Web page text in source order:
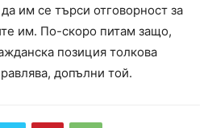
им се търси отговорност за
им. По-скоро питам защо,
позиция толкова
допълни той.